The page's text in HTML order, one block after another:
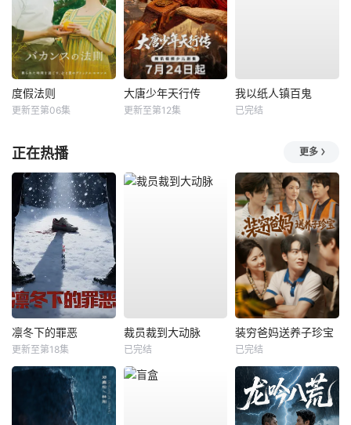
度假法则
更新至第06集
大唐少年天行传
更新至第12集
我以纸人镇百鬼
已完结
正在热播 更多
凛冬下的罪恶
更新至第18集
裁员裁到大动脉
已完结
装穷爸妈送养子珍宝
已完结